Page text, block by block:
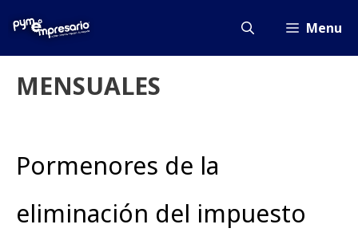
Menu
MENSUALES
Pormenores de la
eliminación del impuesto